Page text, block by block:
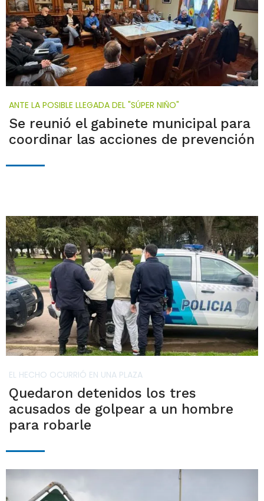
ANTE LA POSIBLE LLEGADA DEL "SÚPER NIÑO"
Se reunió el gabinete municipal para
coordinar las acciones de prevención
EL HECHO OCURRIÓ EN UNA PLAZA
Quedaron detenidos los tres
acusados de golpear a un hombre
para robarle